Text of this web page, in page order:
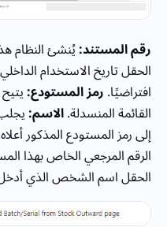
رقم المستند:يُنشئ النظام
الحقل تاريخ الاستخدام
افتراضيًا.رمز المستودع:
القائمة المنسدلة.الاسم:
إلى رمز المستودع المذكور
الرقم المرجعي الخاص بهذا
الحقل اسم الشخص الذي أدخل